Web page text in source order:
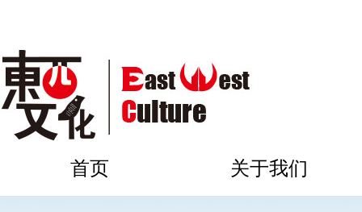
首页 关于我们